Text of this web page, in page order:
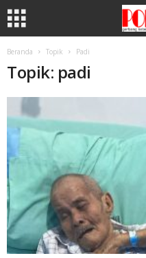
Beranda Topik Padi
Topik: padi